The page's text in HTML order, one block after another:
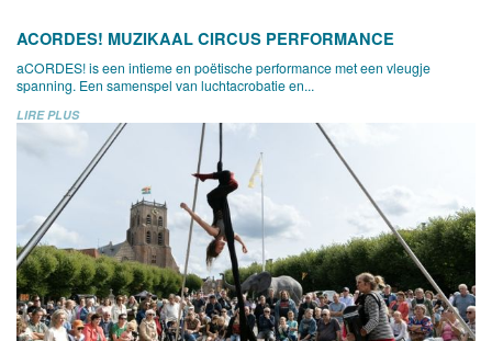
ACORDES! MUZIKAAL CIRCUS PERFORMANCE
aCORDES! is een intieme en poëtische performance met een vleugje
spanning. Een samenspel van luchtacrobatie en...
LIRE PLUS